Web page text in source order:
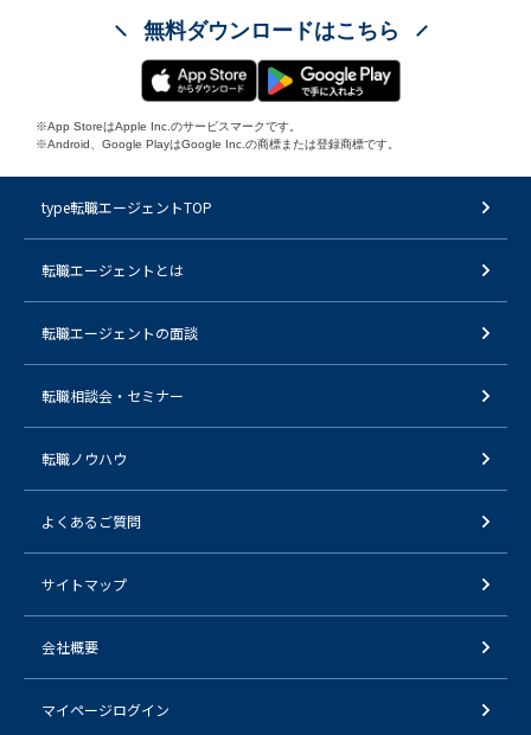
無料ダウンロードはこちら
※App StoreはApple Inc.のサービスマークです。
※Android、Google PlayはGoogle Inc.の商標または登録商標です。
type転職エージェントTOP
転職エージェントとは
転職エージェントの面談
転職相談会・セミナー
転職ノウハウ
よくあるご質問
サイトマップ
会社概要
マイページログイン